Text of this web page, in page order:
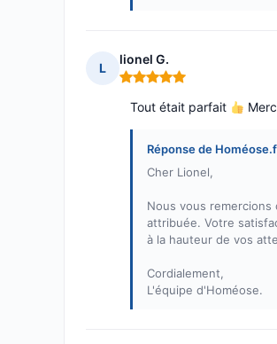
L
lionel G.
Note : 5 sur 5
Tout était parfait
Réponse de
Cher Lionel,
Nous vous
attribuée. Votre
à la hauteur de vos
Cordialement,
L'équipe d'Homéose.